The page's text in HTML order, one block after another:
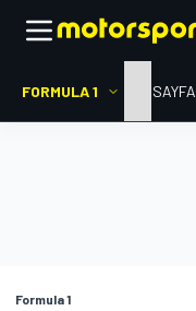
FORMULA 1 ANA SAYFA
Formula 1